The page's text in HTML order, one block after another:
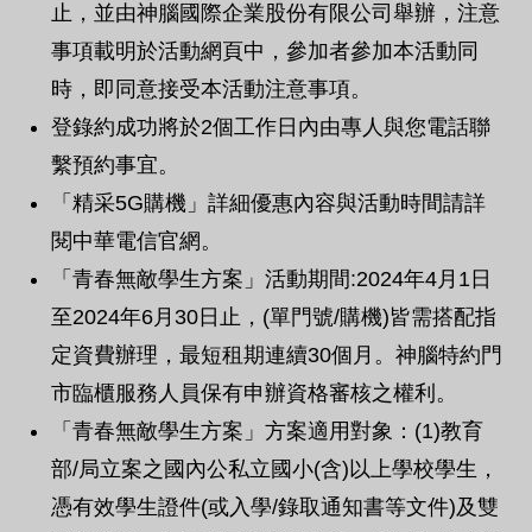
止，並由神腦國際企業股份有限公司舉辦，注意
事項載明於活動網頁中，參加者參加本活動同
時，即同意接受本活動注意事項。
登錄約成功將於2個工作日內由專人與您電話聯
繫預約事宜。
「精采5G購機」詳細優惠內容與活動時間請詳
閱中華電信官網。
「青春無敵學生方案」活動期間:2024年4月1日
至2024年6月30日止，(單門號/購機)皆需搭配指
定資費辦理，最短租期連續30個月。神腦特約門
市臨櫃服務人員保有申辦資格審核之權利。
「青春無敵學生方案」方案適用對象：(1)教育
部/局立案之國內公私立國小(含)以上學校學生，
憑有效學生證件(或入學/錄取通知書等文件)及雙